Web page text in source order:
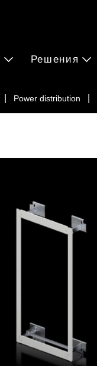
Power distribution
Решения